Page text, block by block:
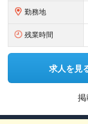
勤務地
残業時間
求人を見
掲